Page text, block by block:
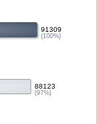
91309
(100%)
88123
(97%)